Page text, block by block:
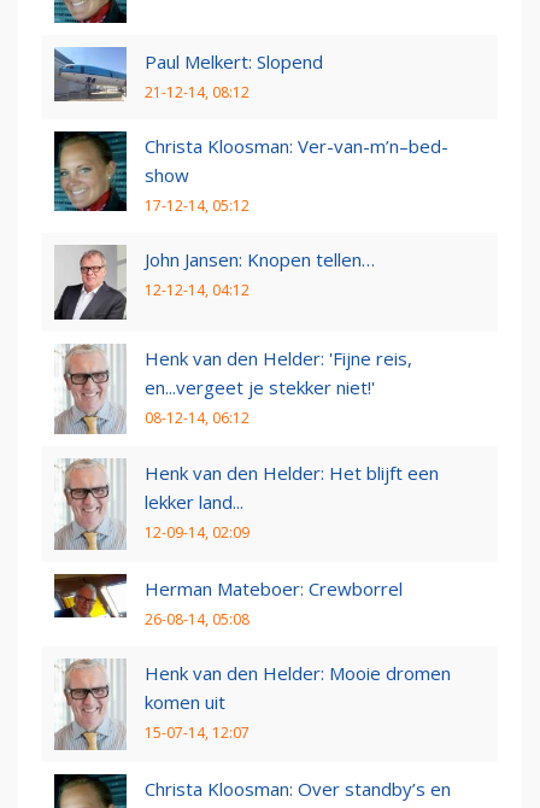
Paul Melkert: Slopend
21-12-14, 08:12
Christa Kloosman: Ver-van-m’n–bed-
show
17-12-14, 05:12
John Jansen: Knopen tellen…
12-12-14, 04:12
Henk van den Helder: 'Fijne reis,
en...vergeet je stekker niet!'
08-12-14, 06:12
Henk van den Helder: Het blijft een
lekker land...
12-09-14, 02:09
Herman Mateboer: Crewborrel
26-08-14, 05:08
Henk van den Helder: Mooie dromen
komen uit
15-07-14, 12:07
Christa Kloosman: Over standby’s en